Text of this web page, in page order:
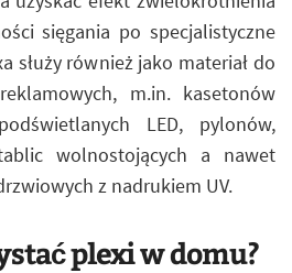
sięgania po specjalistyczne
służy również jako materiał do
m.in. kasetonów
LED, pylonów,
wolnostojących a nawet
z nadrukiem UV.
plexi w domu?